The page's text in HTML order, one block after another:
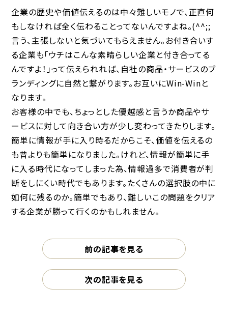
企業の歴史や価値伝えるのは中々難しいモノで、正直何
もしなければ全く伝わることってないんですよね。(^^;;
言う、主張しないと気づいてもらえません。お付き合いす
る企業も「ウチはこんな素晴らしい企業と付き合ってる
んですよ！」って伝えられれば、自社の商品・サービスのブ
ランディングに自然と繋がります。お互いにWin-Winと
なります。
お客様の中でも、ちょっとした優越感と言うか商品やサ
ービスに対して向き合い方が少し変わってきたりします。
簡単に情報が手に入り時るだからこそ、価値を伝えるの
も昔よりも簡単になりました。けれど、情報が簡単に手
に入る時代になってしまった為、情報過多で消費者が判
断をしにくい時代でもあります。たくさんの選択肢の中に
如何に残るのか。簡単でもあり、難しいこの問題をクリア
する企業が勝って行くのかもしれません。
前の記事を見る
次の記事を見る